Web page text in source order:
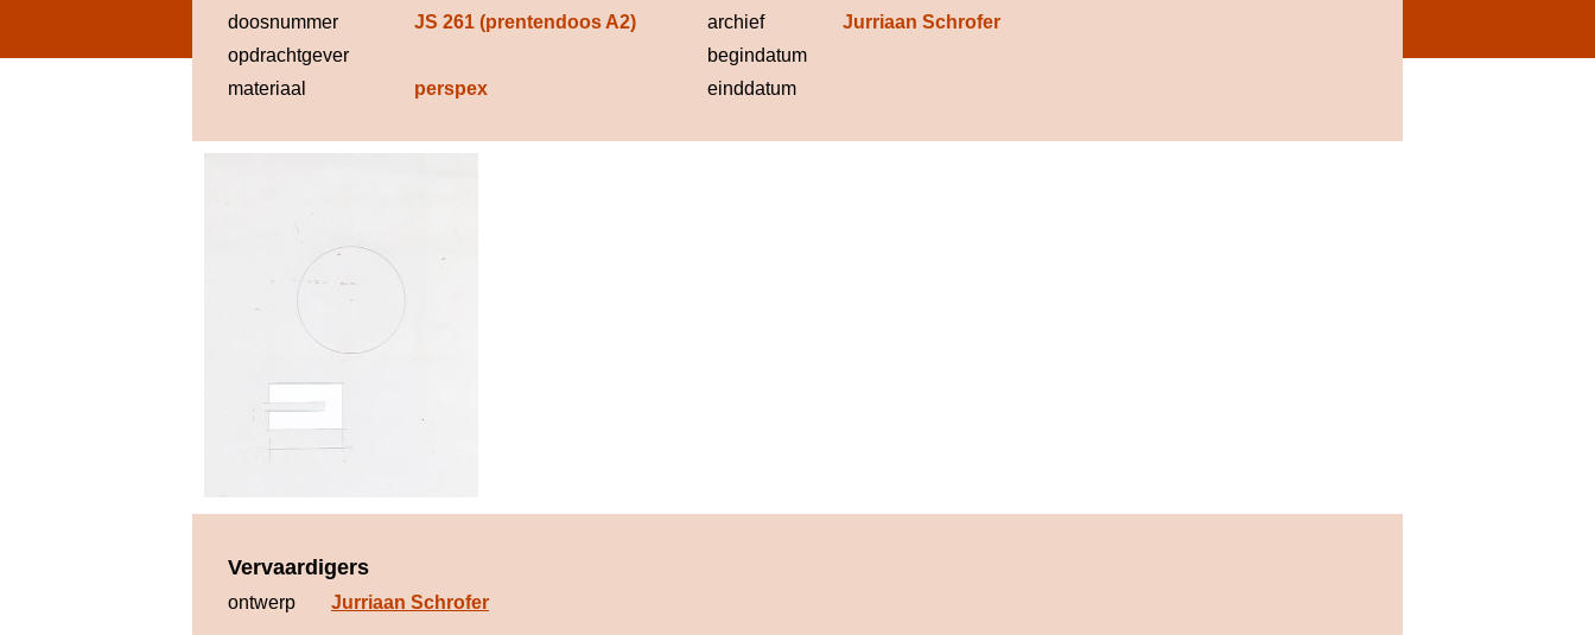
doosnummer
JS 261 (prentendoos A2) archief
Jurriaan Schrofer
opdrachtgever
begindatum
materiaal
perspex einddatum
Vervaardigers
ontwerp Jurriaan Schrofer